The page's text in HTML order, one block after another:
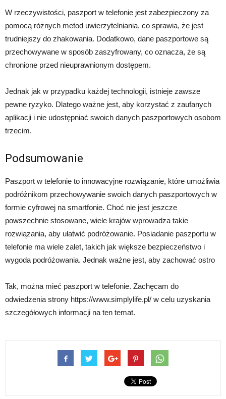
W rzeczywistości, paszport w telefonie jest zabezpieczony za
pomocą różnych metod uwierzytelniania, co sprawia, że jest
trudniejszy do zhakowania. Dodatkowo, dane paszportowe są
przechowywane w sposób zaszyfrowany, co oznacza, że są
chronione przed nieuprawnionym dostępem.
Jednak jak w przypadku każdej technologii, istnieje zawsze
pewne ryzyko. Dlatego ważne jest, aby korzystać z zaufanych
aplikacji i nie udostępniać swoich danych paszportowych osobom
trzecim.
Podsumowanie
Paszport w telefonie to innowacyjne rozwiązanie, które umożliwia
podróżnikom przechowywanie swoich danych paszportowych w
formie cyfrowej na smartfonie. Choć nie jest jeszcze
powszechnie stosowane, wiele krajów wprowadza takie
rozwiązania, aby ułatwić podróżowanie. Posiadanie paszportu w
telefonie ma wiele zalet, takich jak większe bezpieczeństwo i
wygoda podróżowania. Jednak ważne jest, aby zachować ostro
Tak, można mieć paszport w telefonie. Zachęcam do
odwiedzenia strony https://www.simplylife.pl/ w celu uzyskania
szczegółowych informacji na ten temat.